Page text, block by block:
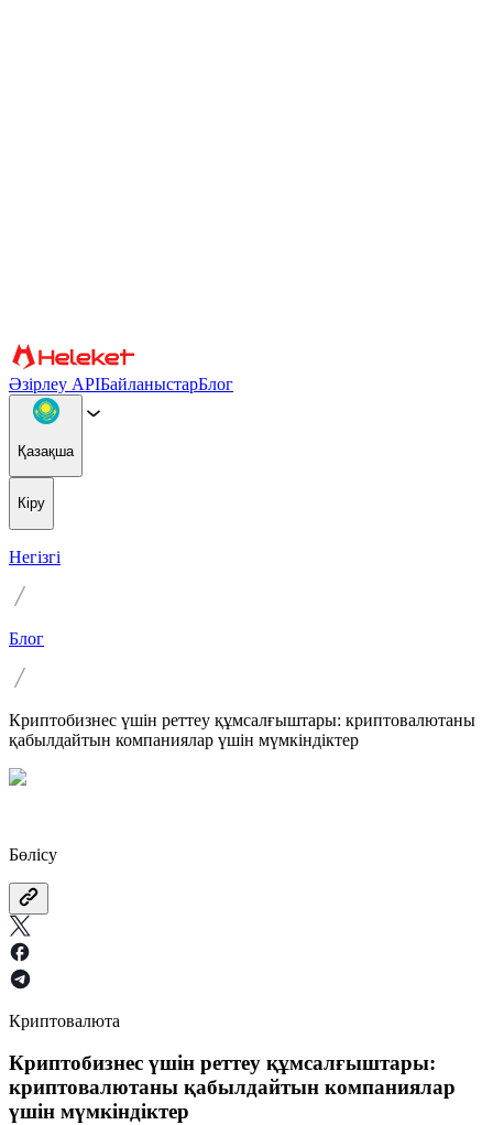
Әзірлеу APIБайланыстарБлог
Қазақша
Кіру
Негізгі
Блог
Криптобизнес үшін реттеу құмсалғыштары: криптовалютаны
қабылдайтын компаниялар үшін мүмкіндіктер
Бөлісу
Криптовалюта
Криптобизнес үшін реттеу құмсалғыштары:
криптовалютаны қабылдайтын компаниялар
үшін мүмкіндіктер